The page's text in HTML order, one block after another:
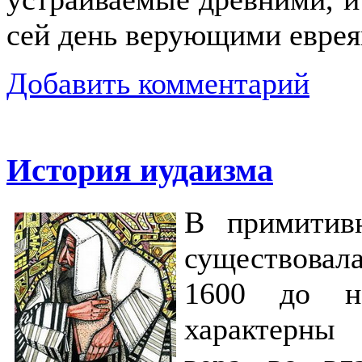
сей день верующими
Добавить комментарий
История иудаизма
В
1600 до